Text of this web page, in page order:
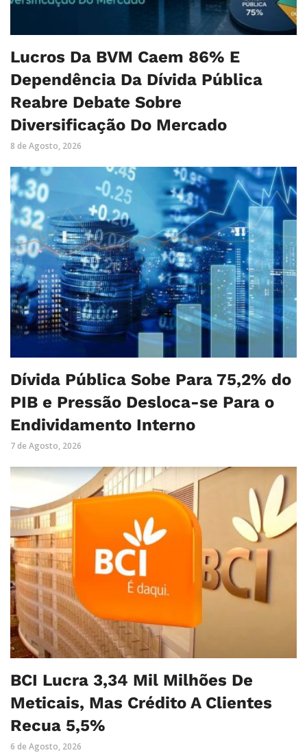
Lucros Da BVM Caem 86% E
Dependência Da Dívida Pública
Reabre Debate Sobre
Diversificação Do Mercado
8 de Agosto, 2026
Dívida Pública Sobe Para 75,2% do
PIB e Pressão Desloca-se Para o
Endividamento Interno
7 de Agosto, 2026
BCI Lucra 3,34 Mil Milhões De
Meticais, Mas Crédito A Clientes
Recua 5,5%
6 de Agosto, 2026